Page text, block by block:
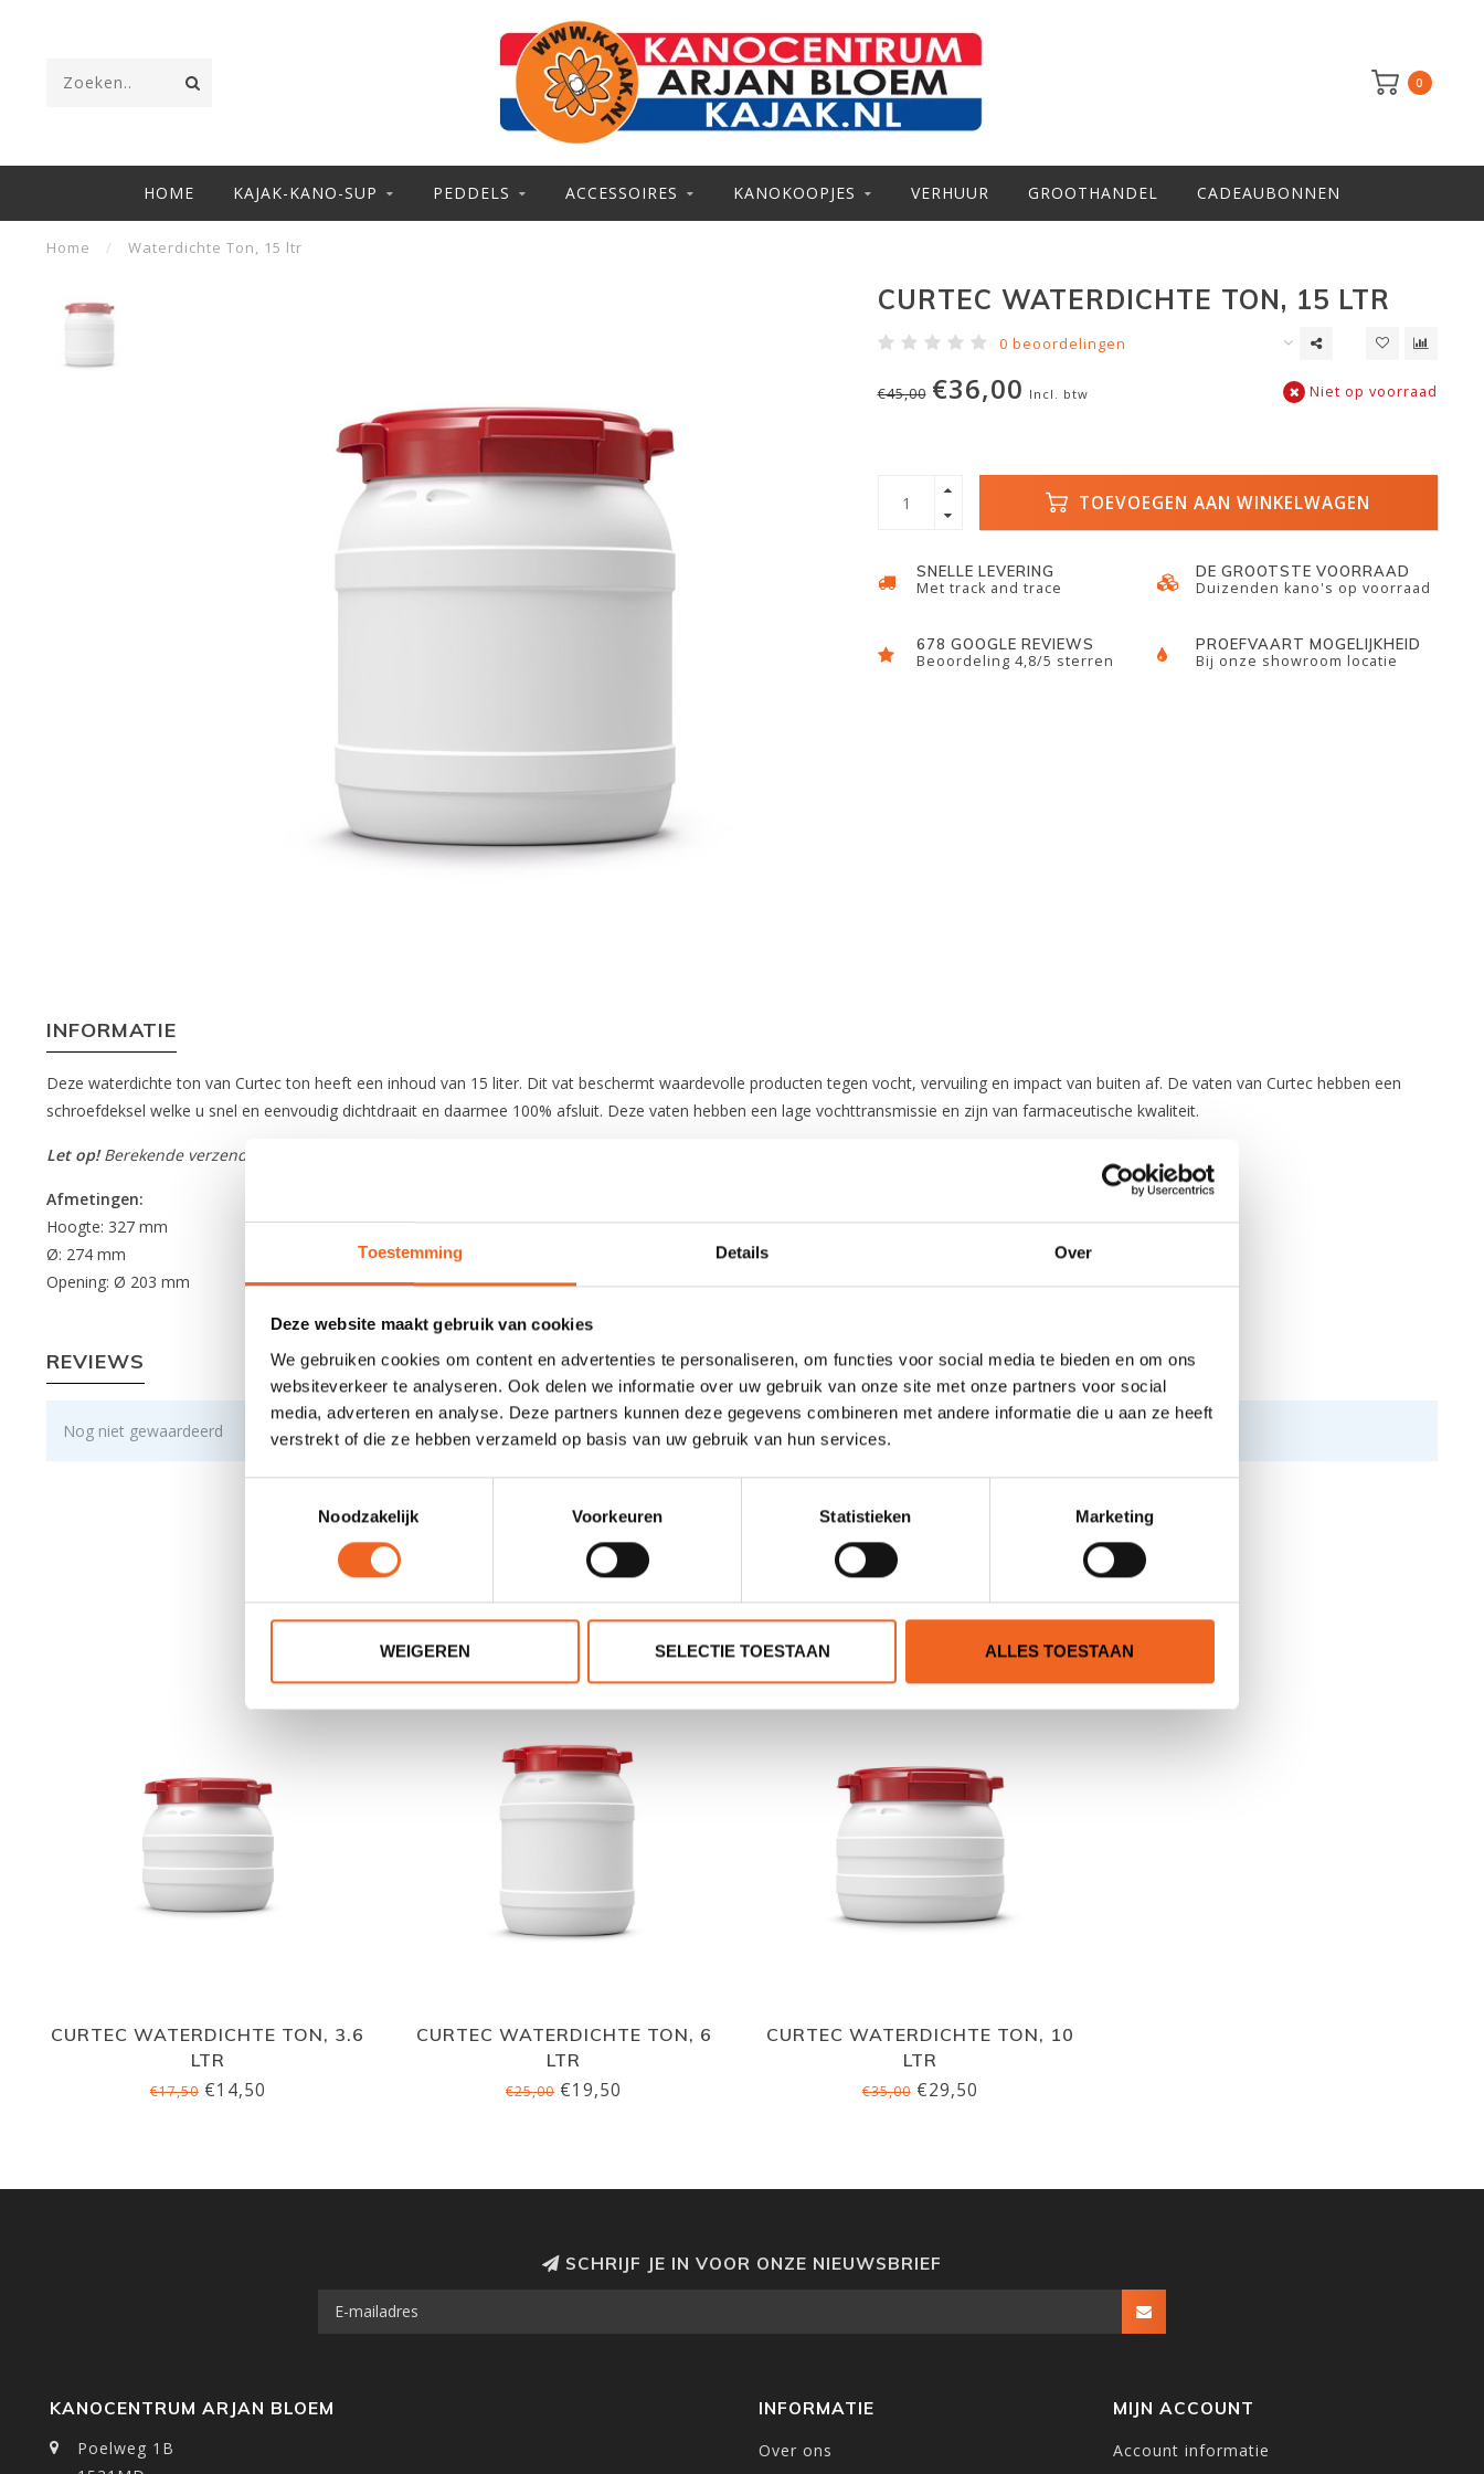
Toestemming Details Over
Deze website maakt gebruik van cookies
We gebruiken cookies om content en advertenties te personaliseren, om functies voor social media te bieden en om ons
websiteverkeer te analyseren. Ook delen we informatie over uw gebruik van onze site met onze partners voor social
media, adverteren en analyse. Deze partners kunnen deze gegevens combineren met andere informatie die u aan ze heeft
verstrekt of die ze hebben verzameld op basis van uw gebruik van hun services.
Noodzakelijk
Voorkeuren Statistieken Marketing
WEIGEREN SELECTIE TOESTAAN ALLES TOESTAAN
0
HOME KAJAK-KANO-SUP PEDDELS ACCESSOIRES KANOKOOPJES VERHUUR GROOTHANDEL CADEAUBONNEN
Home / Waterdichte Ton, 15 ltr
CURTEC WATERDICHTE TON, 15 LTR
0 beoordelingen
€45,00 €36,00 Incl. btw Niet op voorraad
TOEVOEGEN AAN WINKELWAGEN
SNELLE LEVERING
Met track and trace
DE GROOTSTE VOORRAAD
Duizenden kano's op voorraad
678 GOOGLE REVIEWS
Beoordeling 4,8/5 sterren
PROEFVAART MOGELIJKHEID
Bij onze showroom locatie
INFORMATIE
Deze waterdichte ton van Curtec ton heeft een inhoud van 15 liter. Dit vat beschermt waardevolle producten tegen vocht, vervuiling en impact van buiten af. De vaten van Curtec hebben een
schroefdeksel welke u snel en eenvoudig dichtdraait en daarmee 100% afsluit. Deze vaten hebben een lage vochttransmissie en zijn van farmaceutische kwaliteit.
Let op!Berekende verzendkosten gelden voor max. 4 tonnen, per bestelling.
Afmetingen:
Hoogte: 327 mm
Ø: 274 mm
Opening: Ø 203 mm
REVIEWS
Nog niet gewaardeerd
JE BEOORDELING TOEVOEGEN
GERELATEERDE PRODUCTEN
CURTEC WATERDICHTE TON, 3.6
LTR
€17,50€14,50
CURTEC WATERDICHTE TON, 6
LTR
€25,00€19,50
CURTEC WATERDICHTE TON, 10
LTR
€35,00€29,50
SCHRIJF JE IN VOOR ONZE NIEUWSBRIEF
KANOCENTRUM ARJAN BLOEM
Poelweg 1B
INFORMATIE
Over ons
MIJN ACCOUNT
Account informatie